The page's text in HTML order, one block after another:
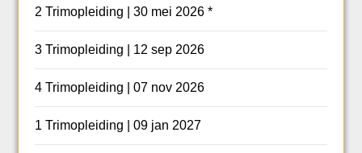
2 Trimopleiding | 30 mei 2026 *
3 Trimopleiding | 12 sep 2026
4 Trimopleiding | 07 nov 2026
1 Trimopleiding | 09 jan 2027